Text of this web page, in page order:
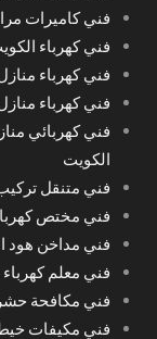
فني كاميرات مراقبة
فني كهرباء الكويت
فني كهرباء منازل
فني كهرباء
فني كهربائي
الكويت
فني متنقل
فني مختص
فني مداخن هود
فني معلم
فني مكافحة
فني مكيفات خيطان